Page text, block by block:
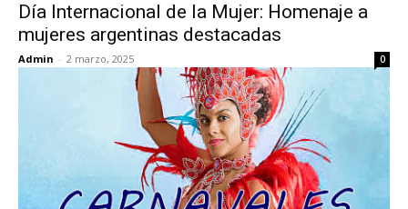
Día Internacional de la Mujer: Homenaje a
mujeres argentinas destacadas
Admin - 2 marzo, 2025 0